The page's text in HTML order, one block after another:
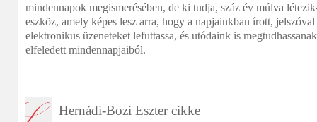
mindennapok megismerésében, de ki tudja, száz év múlva
eszköz, amely képes lesz arra, hogy a napjainkban írott,
elektronikus üzeneteket lefuttassa, és utódaink is
elfeledett mindennapjaiból.
Hernádi-Bozi Eszter cikke